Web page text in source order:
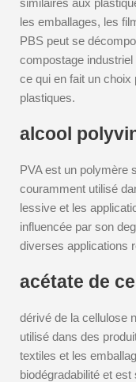
similaires aux
les emballages, les
PBS peut se
compostage
ce qui en fait un choix
plastiques.
alcool
PVA est un polymère
couramment utilisé
lessive et les
influencée par son
diverses applications
acétate de
dérivé de la cellulose
utilisé dans des
textiles et les
biodégradabilité et